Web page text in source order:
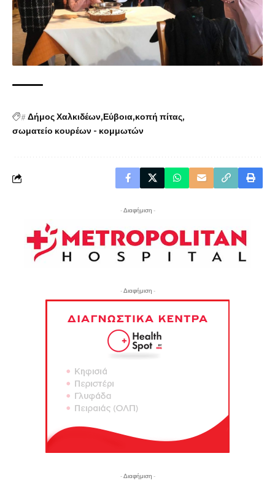
#Δήμος Χαλκιδέων Εύβοια κοπή πίτας
σωματείο κουρέων - κομμωτών
- Διαφήμιση -
- Διαφήμιση -
- Διαφήμιση -